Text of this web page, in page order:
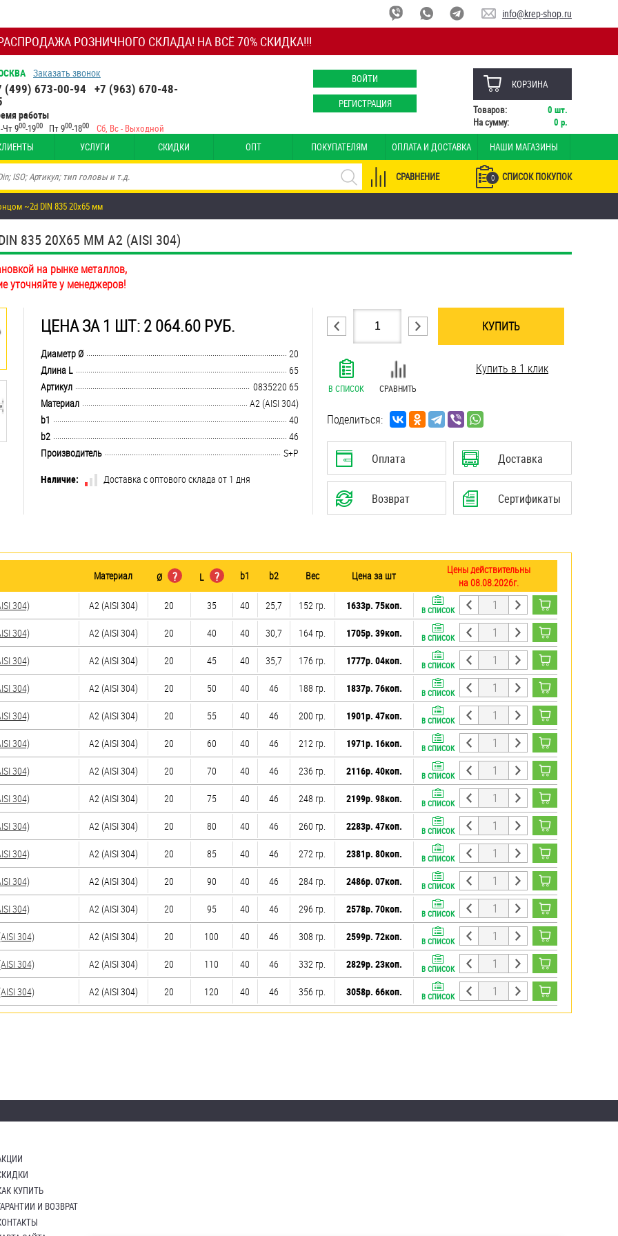
РОЗНИЧНОГО СКЛАДА! НА ВСЁ 70% СКИДКА!!!
info@krep-shop.ru
Заказать звонок
(499) 673-00-94 +7 (963) 670-48-
работы
Чт 900-1900 Пт 900-1800 Сб, Вс - Выходной
ВОЙТИ
РЕГИСТРАЦИЯ
КОРЗИНА
Товаров: 0 шт.
На сумму:
0 р.
УСЛУГИ СКИДКИ ОПТ ПОКУПАТЕЛЯМ ОПЛАТА И ДОСТАВКА НАШИ МАГАЗИНЫ
0 СПИСОК ПОКУПОК
СРАВНЕНИЕ
~2d DIN 835 20х65 мм
835 20Х65 ММ А2 (AISI 304)
на рынке металлов,
уточняйте у менеджеров!
ЦЕНА ЗА 1 ШТ: 2 064.60 РУБ.
........................................................................................................................................................................................................
Диаметр Ø
20
........................................................................................................................................................................................................
Длина L
65
........................................................................................................................................................................................................
Артикул
0835220 65
........................................................................................................................................................................................................
Материал
А2 (AISI 304)
........................................................................................................................................................................................................
b1
40
........................................................................................................................................................................................................
b2
46
........................................................................................................................................................................................................
Производитель
S+P
Наличие:
Доставка с оптового склада от 1 дня
КУПИТЬ
В СПИСОК СРАВНИТЬ
Купить в 1 клик
Поделиться:
Оплата Доставка
Возврат Сертификаты
Материал Ø ? L ? b1 b2 Вес Цена за шт
Цены действительны
на 08.08.2026г.
304)
А2 (AISI 304) 20 35 40 25,7 152 гр. 1633р. 75коп. В СПИСОК
304) А2 (AISI 304) 20 40 40 30,7 164 гр. 1705р. 39коп. В СПИСОК
304) А2 (AISI 304) 20 45 40 35,7 176 гр. 1777р. 04коп. В СПИСОК
304) А2 (AISI 304) 20 50 40 46 188 гр. 1837р. 76коп. В СПИСОК
304) А2 (AISI 304) 20 55 40 46 200 гр. 1901р. 47коп. В СПИСОК
304) А2 (AISI 304) 20 60 40 46 212 гр. 1971р. 16коп. В СПИСОК
304) А2 (AISI 304) 20 70 40 46 236 гр. 2116р. 40коп. В СПИСОК
304) А2 (AISI 304) 20 75 40 46 248 гр. 2199р. 98коп. В СПИСОК
304) А2 (AISI 304) 20 80 40 46 260 гр. 2283р. 47коп. В СПИСОК
304) А2 (AISI 304) 20 85 40 46 272 гр. 2381р. 80коп. В СПИСОК
304) А2 (AISI 304) 20 90 40 46 284 гр. 2486р. 07коп. В СПИСОК
304) А2 (AISI 304) 20 95 40 46 296 гр. 2578р. 70коп. В СПИСОК
304) А2 (AISI 304) 20 100 40 46 308 гр. 2599р. 72коп. В СПИСОК
304) А2 (AISI 304) 20 110 40 46 332 гр. 2829р. 23коп. В СПИСОК
304) А2 (AISI 304) 20 120 40 46 356 гр. 3058р. 66коп. В СПИСОК
КУПИТЬ
И ВОЗВРАТ